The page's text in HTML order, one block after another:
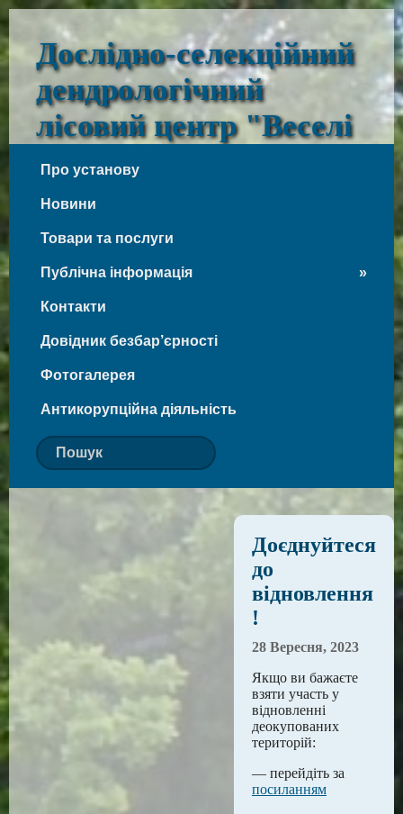
Дослідно-селекційний
дендрологічний
лісовий центр "Веселі
Боковеньки"
Веселі Боковеньки
Про установу
Новини
Товари та послуги
Публічна інформація
Контакти
Довідник безбар’єрності
Фотогалерея
Антикорупційна діяльність
Доєднуйтеся
до
відновлення
!
28 Вересня, 2023
Якщо ви бажаєте
взяти участь у
відновленні
деокупованих
територій:
— перейдіть за
посиланням